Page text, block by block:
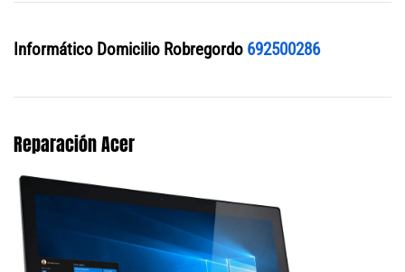
Informático Domicilio Robregordo 692500286
Reparación Acer